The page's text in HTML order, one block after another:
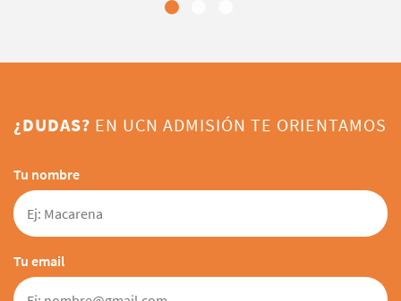
normativa vigente, promoviendo el uso de tecnologías
industriales.
¿DUDAS? EN UCN ADMISIÓN TE ORIENTAMOS
Tu nombre
Tu email